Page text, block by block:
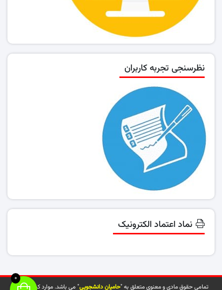
نظرسنجی تجربه کاربران
نماد اعتماد الکترونیک
تمامی حقوق مادی و معنوی متعلق به "حامیان دانشجویی" می باشد. موارد کپی شده از
0